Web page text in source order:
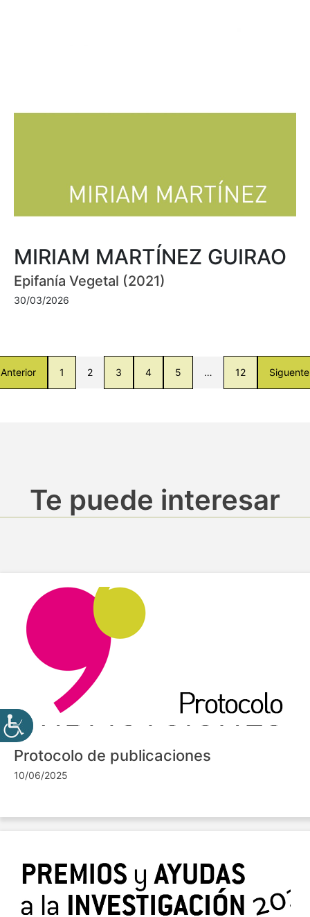
MIRIAM MARTÍNEZ GUIRAO
Epifanía Vegetal (2021)
30/03/2026
Anterior 1 2 3 4 5 … 12 Siguente
Te puede interesar
Protocolo de publicaciones
10/06/2025